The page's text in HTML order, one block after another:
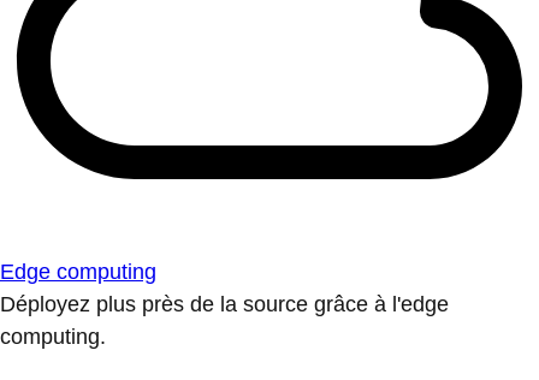
Edge computing
Déployez plus près de la source grâce à l'edge
computing.